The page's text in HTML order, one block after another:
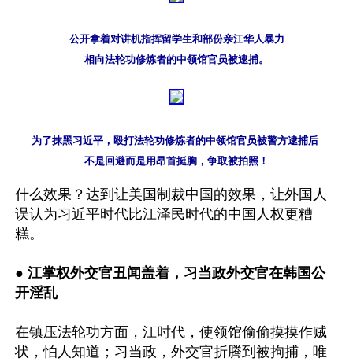
公开拿着对讲机指挥留学生和部份亲江华人暴力
相向法轮功修炼者的中领馆官员被逮捕。
为了抹黑习近平，殴打法轮功修炼者的中领馆官员被警方逮捕后
不是回避而是用昂首挺胸，争取被拍照！
什么效果？达到让美国制裁中国的效果，让外国人
误认为习近平时代比江泽民时代的中国人权更糟
糕。
● 江掌权外交官丑闻盖着，习当政外交官在韩国公
开淫乱
在镇压法轮功方面，江时代，使领馆偷偷摸摸作贼
状，怕人知道；习当政，外交官折腾到被拘捕，唯